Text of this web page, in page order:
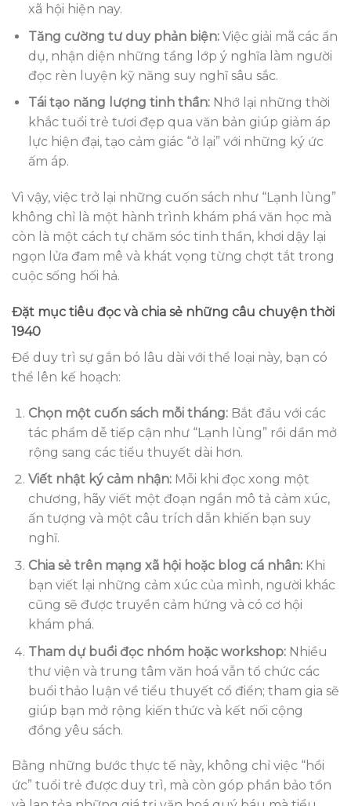
xã hội hiện nay.
Tăng cường tư duy phản biện:Việc giải mã các ẩn
dụ, nhận diện những tầng lớp ý nghĩa làm người
đọc rèn luyện kỹ năng suy nghĩ sâu sắc.
Tái tạo năng lượng tinh thần:Nhớ lại những thời
khắc tuổi trẻ tươi đẹp qua văn bản giúp giảm áp
lực hiện đại, tạo cảm giác “ở lại” với những ký ức
ấm áp.
Vì vậy, việc trở lại những cuốn sách như “Lạnh lùng”
không chỉ là một hành trình khám phá văn học mà
còn là một cách tự chăm sóc tinh thần, khơi dậy lại
ngọn lửa đam mê và khát vọng từng chợt tắt trong
cuộc sống hối hả.
Đặt mục tiêu đọc và chia sẻ những câu chuyện thời
1940
Để duy trì sự gắn bó lâu dài với thể loại này, bạn có
thể lên kế hoạch:
Chọn một cuốn sách mỗi tháng:Bắt đầu với các
tác phẩm dễ tiếp cận như “Lạnh lùng” rồi dần mở
rộng sang các tiểu thuyết dài hơn.
Viết nhật ký cảm nhận:Mỗi khi đọc xong một
chương, hãy viết một đoạn ngắn mô tả cảm xúc,
ấn tượng và một câu trích dẫn khiến bạn suy
nghĩ.
Chia sẻ trên mạng xã hội hoặc blog cá nhân:Khi
bạn viết lại những cảm xúc của mình, người khác
cũng sẽ được truyền cảm hứng và có cơ hội
khám phá.
Tham dự buổi đọc nhóm hoặc workshop:Nhiều
thư viện và trung tâm văn hoá vẫn tổ chức các
buổi thảo luận về tiểu thuyết cổ điển; tham gia sẽ
giúp bạn mở rộng kiến thức và kết nối cộng
đồng yêu sách.
Bằng những bước thực tế này, không chỉ việc “hồi
ức” tuổi trẻ được duy trì, mà còn góp phần bảo tồn